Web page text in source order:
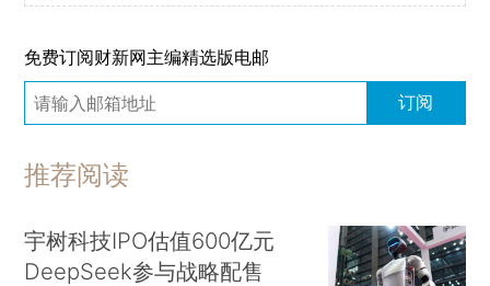
免费订阅财新网主编精选版电邮
订阅
推荐阅读
宇树科技IPO估值600亿元
DeepSeek参与战略配售